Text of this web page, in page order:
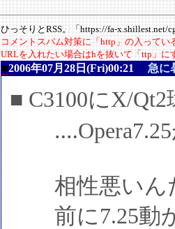
ひっそりとRSS。「https://fa-x.shillest.net/
コメントスパム対策に「http」の入って
URLを入れたい場合はhを抜いて「ttp」に
■2006年07月28日(Fri)00:21 急に
■ C3100にX/
‥‥Opera7.25
相性悪いん
前に7.25動か